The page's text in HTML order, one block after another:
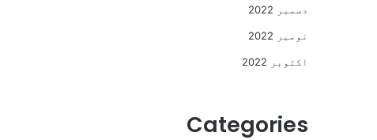
دسمبر 2022
نومبر 2022
اکتوبر 2022
Categories